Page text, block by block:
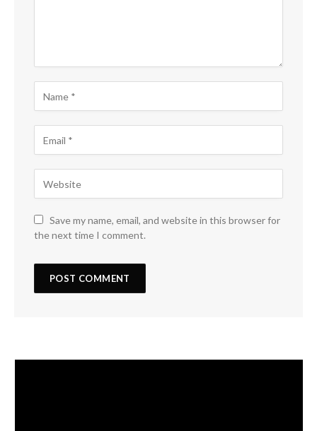
Save my name, email, and website in this browser for
the next time I comment.